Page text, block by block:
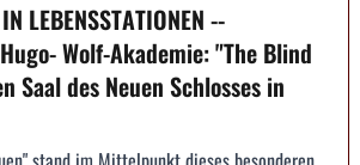
LEBENSSTATIONEN --
Wolf-Akademie: "The Blind
Saal des Neuen Schlosses in